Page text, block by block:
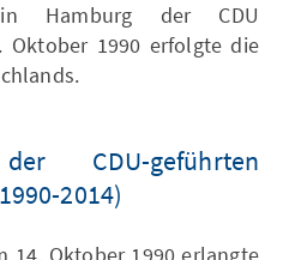
in Hamburg der CDU
Oktober 1990 erfolgte die
geführten
2014)